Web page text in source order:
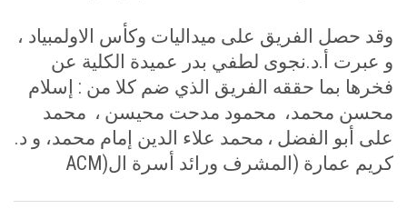
وقد حصل الفريق على ميداليات وكأس الاولمبياد ،
و عبرت أ.د.نجوى لطفي بدر عميدة الكلية عن
فخرها بما حققه الفريق الذي ضم كلا من : إسلام
محسن محمد، محمود مدحت محيسن ، محمد
على أبو الفضل ، محمد علاء الدين إمام محمد، و د.
كريم عمارة (المشرف ورائد أسرة الACM)